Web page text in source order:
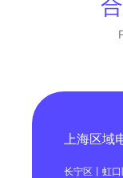
上海区域
长宁区丨虹